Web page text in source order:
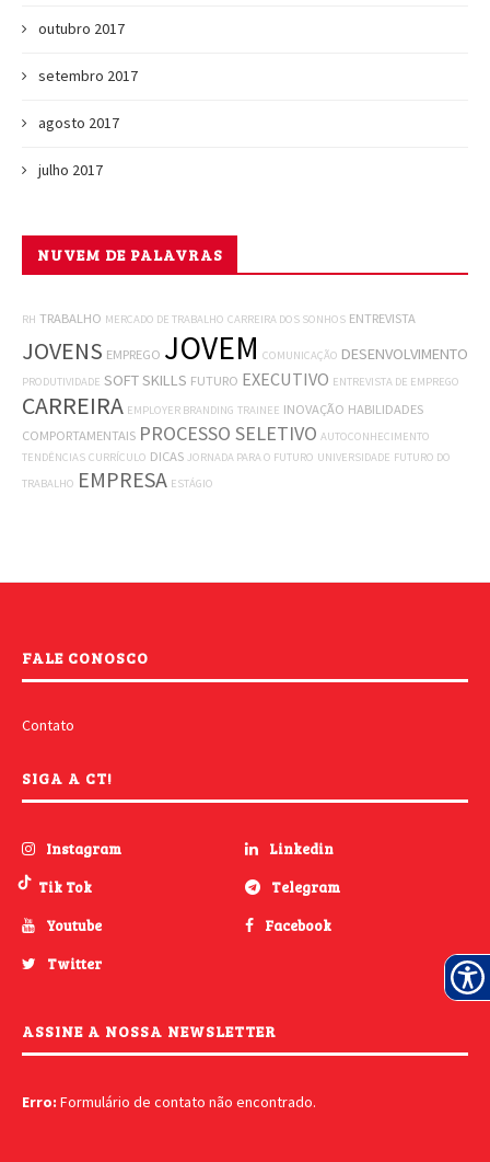
outubro 2017
setembro 2017
agosto 2017
julho 2017
NUVEM DE PALAVRAS
RH TRABALHO MERCADO DE TRABALHO CARREIRA DOS SONHOS ENTREVISTA
JOVENS EMPREGO JOVEM COMUNICAÇÃO DESENVOLVIMENTO
PRODUTIVIDADE SOFT SKILLS FUTURO EXECUTIVO ENTREVISTA DE EMPREGO
CARREIRA EMPLOYER BRANDING TRAINEE INOVAÇÃO HABILIDADES
COMPORTAMENTAIS PROCESSO SELETIVO AUTOCONHECIMENTO
TENDÊNCIAS CURRÍCULO DICAS JORNADA PARA O FUTURO UNIVERSIDADE FUTURO DO
TRABALHO EMPRESA ESTÁGIO
FALE CONOSCO
Contato
SIGA A CT!
Instagram
Linkedin
Tik Tok
Telegram
Youtube
Facebook
Twitter
ASSINE A NOSSA NEWSLETTER
Erro: Formulário de contato não encontrado.